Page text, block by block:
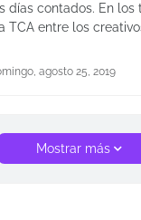
días contados. En
TCA entre los
agosto 25, 2019
Mostrar más